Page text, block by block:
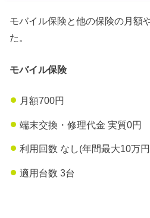
モバイル保険と他の保険の月額
た。
モバイル保険
月額700円
端末交換・修理代金 実質0円
利用回数 なし(年間最大10万
適用台数 3台